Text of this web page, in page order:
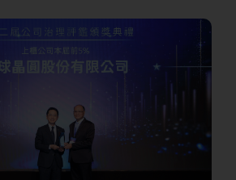
與過渡協助的重視。 台灣廠區：
高齡員工支持與退休準備課程 在
球晶圓由健康中心規劃「中高齡
及退休生涯規劃」課程，邀請外
高齡員工工作支持、世代溝通與
議題。為發揮永續影響力，本課
圓台灣不同廠區、母公司中美矽
同仁共同參加，將員工關懷與職
展至集團內更多員工，參與人數